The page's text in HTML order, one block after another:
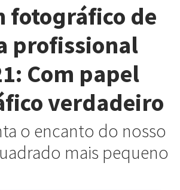
fotográfico de
profissional
Com papel
verdadeiro
o encanto do nosso
mais pequeno